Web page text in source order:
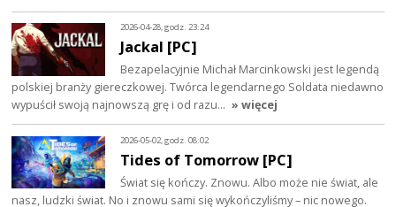
2026-04-28, godz. 23:24
Jackal [PC]
Bezapelacyjnie Michał Marcinkowski jest legendą
polskiej branży giereczkowej. Twórca legendarnego Soldata niedawno
wypuścił swoją najnowszą grę i od razu… » więcej
2026-05-02, godz. 08:02
Tides of Tomorrow [PC]
Świat się kończy. Znowu. Albo może nie świat, ale
nasz, ludzki świat. No i znowu sami się wykończyliśmy – nic nowego.